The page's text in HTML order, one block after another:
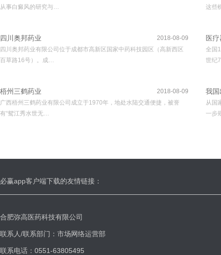
从事白癜风的研究与…
2018-08-09
四川奥邦药业
四川奥邦药业有限公司位于成都市高新区国家中药科技园区（高新西区
百草路16号）。成…
2018-08-09
梧州三鹤药业
广西梧州三鹤药业有限公司成立于1970年，地处水陆交通便捷，被誉
有“鸳江秀水世无…
这些
医
全国
世纪
我国
从国
一步
必赢app客户端下载的友情链接：
合肥弥高医药科技有限公司
联系人/联系部门：市场网络运营部
联系电话：0551-63805495